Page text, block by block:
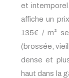
et
affiche un
135€ / m²
(brossée,
dense et
haut dans la